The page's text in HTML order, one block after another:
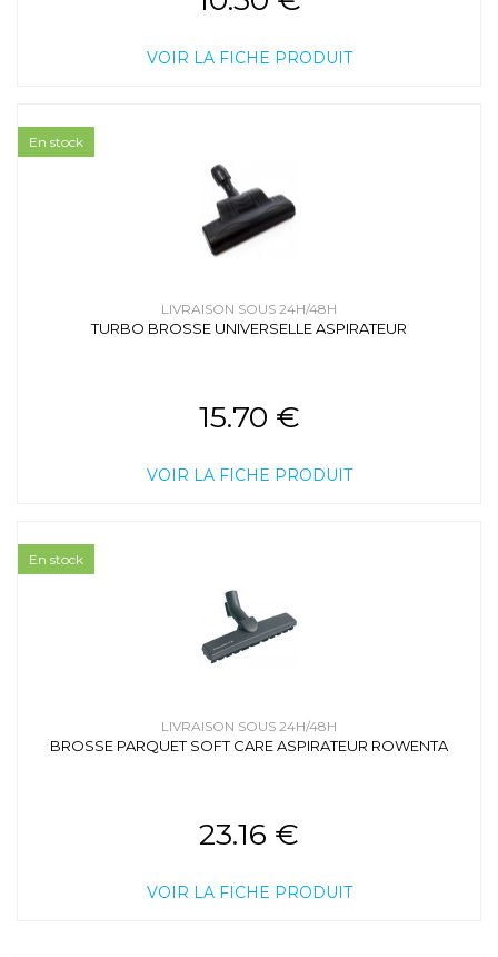
VOIR LA FICHE PRODUIT
LIVRAISON SOUS 24H/48H
TURBO BROSSE UNIVERSELLE ASPIRATEUR
15.70 €
VOIR LA FICHE PRODUIT
En stock
LIVRAISON SOUS 24H/48H
BROSSE PARQUET SOFT CARE ASPIRATEUR ROWENTA
23.16 €
VOIR LA FICHE PRODUIT
En stock